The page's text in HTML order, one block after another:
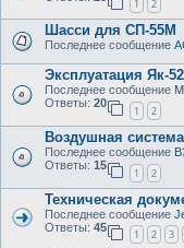
1 2
Шасси для СП-55М
Последнее сообщение
Эксплуатация Як-
Последнее сообщение
Ответы: 20
1 2
Воздушная
Последнее сообщение
Ответы: 15
1 2
Техническая
Последнее сообщение
Ответы: 45
1 2 3